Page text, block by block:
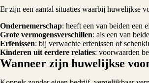
Er zijn een aantal situaties waarbij huwelijkse
Ondernemerschap: heeft een van beiden een
Grote vermogensverschillen: als een van
Erfenissen: bij verwachte erfenissen of
Kinderen uit eerdere relaties: voorwaarden
Wanneer zijn huwelijkse